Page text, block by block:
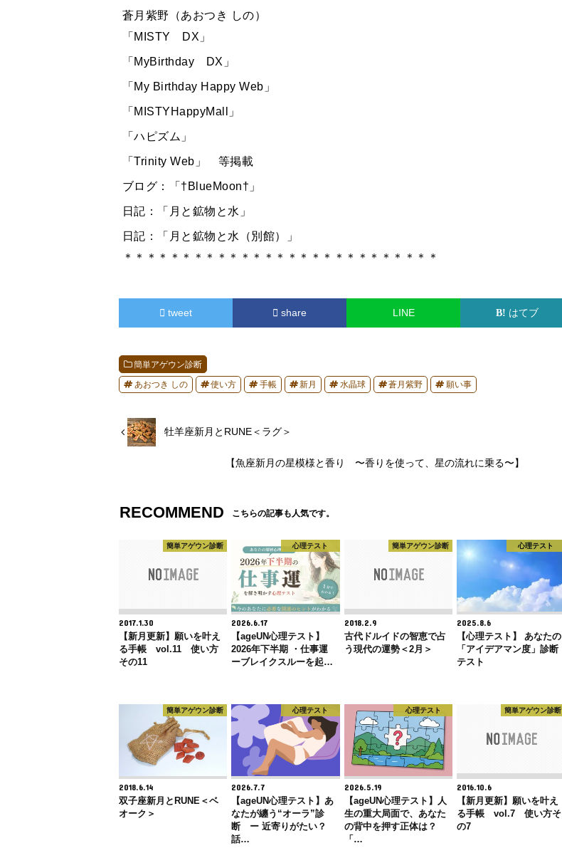
蒼月紫野（あおつき しの）
「MISTY DX」
「MyBirthday DX」
「My Birthday Happy Web」
「MISTYHappyMall」
「ハピズム」
「Trinity Web」 等掲載
ブログ：「†BlueMoon†」
日記：「月と鉱物と水」
日記：「月と鉱物と水（別館）」
＊＊＊＊＊＊＊＊＊＊＊＊＊＊＊＊＊＊＊＊＊＊＊＊＊＊＊
tweet share LINE はてブ
簡単アゲウン診断
あおつき しの 使い方 手帳 新月 水晶球 蒼月紫野 願い事
牡羊座新月とRUNE＜ラグ＞
【魚座新月の星模様と香り 〜香りを使って、星の流れに乗る〜】
RECOMMEND こちらの記事も人気です。
簡単アゲウン診断
2017.1.30
【新月更新】願いを叶え
る手帳 vol.11 使い方
その11
心理テスト
2026.6.17
【ageUN心理テスト】
2026年下半期 ・仕事運
ーブレイクスルーを起…
簡単アゲウン診断
2018.2.9
古代ドルイドの智恵で占
う現代の運勢＜2月＞
心理テスト
2025.8.6
【心理テスト】 あなたの
「アイデアマン度」診断
テスト
簡単アゲウン診断
2018.6.14
双子座新月とRUNE＜ベ
オーク＞
心理テスト
2026.7.7
【ageUN心理テスト】あ
なたが纏う“オーラ”診
断 ー 近寄りがたい？
話…
心理テスト
2026.5.19
【ageUN心理テスト】人
生の重大局面で、あなた
の背中を押す正体は？
「…
簡単アゲウン診断
2016.10.6
【新月更新】願いを叶え
る手帳 vol.7 使い方そ
の7